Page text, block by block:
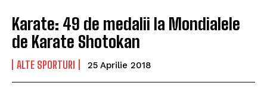
Karate: 49 de medalii la Mondialele
de Karate Shotokan
ALTE SPORTURI 25 Aprilie 2018